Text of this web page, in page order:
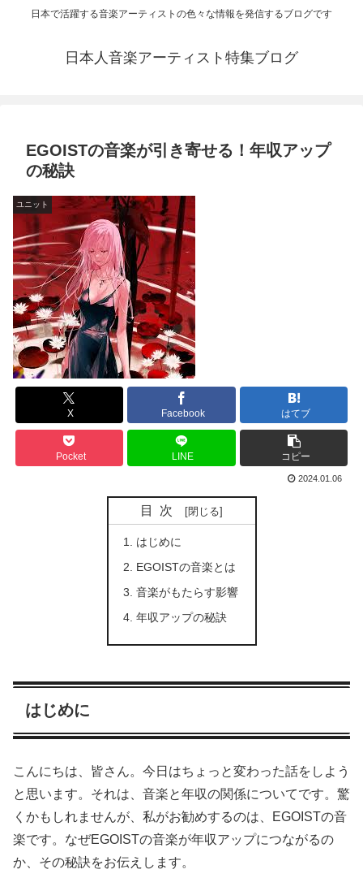
日本で活躍する音楽アーティストの色々な情報を発信するブログです
日本人音楽アーティスト特集ブログ
EGOISTの音楽が引き寄せる！年収アップ
の秘訣
ユニット
X Facebook はてブ
Pocket LINE コピー
2024.01.06
目次
はじめに
EGOISTの音楽とは
音楽がもたらす影響
年収アップの秘訣
はじめに
こんにちは、皆さん。今日はちょっと変わった話をしよう
と思います。それは、音楽と年収の関係についてです。驚
くかもしれませんが、私がお勧めするのは、EGOISTの音
楽です。なぜEGOISTの音楽が年収アップにつながるの
か、その秘訣をお伝えします。